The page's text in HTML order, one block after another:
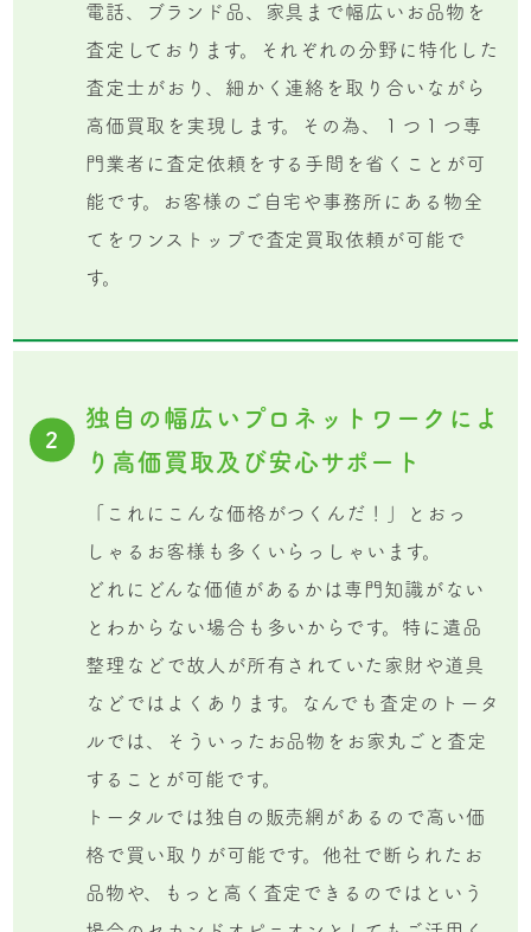
電話、ブランド品、家具まで幅広いお品物を
査定しております。それぞれの分野に特化した
査定士がおり、細かく連絡を取り合いながら
高価買取を実現します。その為、１つ１つ専
門業者に査定依頼をする手間を省くことが可
能です。お客様のご自宅や事務所にある物全
てをワンストップで査定買取依頼が可能で
す。
2
独自の幅広いプロネットワークによ
り高価買取及び安心サポート
「これにこんな価格がつくんだ！」とおっ
しゃるお客様も多くいらっしゃいます。
どれにどんな価値があるかは専門知識がない
とわからない場合も多いからです。特に遺品
整理などで故人が所有されていた家財や道具
などではよくあります。なんでも査定のトータ
ルでは、そういったお品物をお家丸ごと査定
することが可能です。
トータルでは独自の販売網があるので高い価
格で買い取りが可能です。他社で断られたお
品物や、もっと高く査定できるのではという